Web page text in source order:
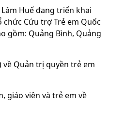
Huế đang triển khai
chức Cứu trợ Trẻ em Quốc
gồm: Quảng Bình, Quảng
về Quản trị quyền trẻ em
giáo viên và trẻ em về